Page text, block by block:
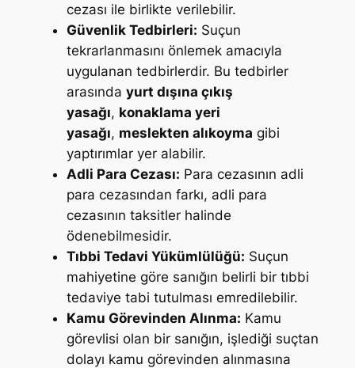
cezası ile birlikte verilebilir.
Güvenlik Tedbirleri: Suçun
tekrarlanmasını önlemek amacıyla
uygulanan tedbirlerdir. Bu tedbirler
arasında yurt dışına çıkış
yasağı, konaklama yeri
yasağı, meslekten alıkoyma gibi
yaptırımlar yer alabilir.
Adli Para Cezası: Para cezasının adli
para cezasından farkı, adli para
cezasının taksitler halinde
ödenebilmesidir.
Tıbbi Tedavi Yükümlülüğü: Suçun
mahiyetine göre sanığın belirli bir tıbbi
tedaviye tabi tutulması emredilebilir.
Kamu Görevinden Alınma: Kamu
görevlisi olan bir sanığın, işlediği suçtan
dolayı kamu görevinden alınmasına